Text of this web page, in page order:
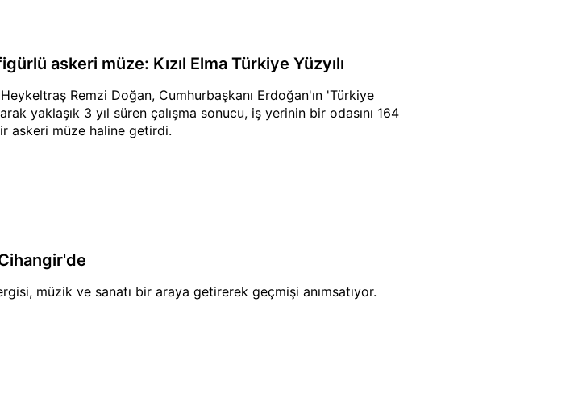
askeri müze: Kızıl Elma Türkiye Yüzyılı
Remzi Doğan, Cumhurbaşkanı Erdoğan'ın 'Türkiye
yaklaşık 3 yıl süren çalışma sonucu, iş yerinin bir odasını 164
askeri müze haline getirdi.
müzik ve sanatı bir araya getirerek geçmişi anımsatıyor.